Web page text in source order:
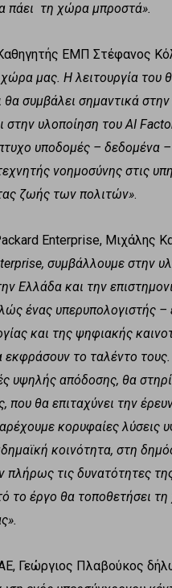
πάει τη χώρα μπροστά».
ΕΜΠ Στέφανος
μας. Η λειτουργία του
θα συμβάλει σημαντικά
στην υλοποίηση του AI
υποδομές – δεδομένα
νοημοσύνης στις
ζωής των πολιτών».
Enterprise, Μιχάλης
συμβάλλουμε στην
Ελλάδα και την
ένας υπερυπολογιστής –
και της ψηφιακής
το ταλέντο τους.
υψηλής απόδοσης, θα
θα επιταχύνει την
κορυφαίες λύσεις
κοινότητα, στη
πλήρως τις δυνατότητες
το έργο θα τοποθετήσει
Γεώργιος Πλαβούκος